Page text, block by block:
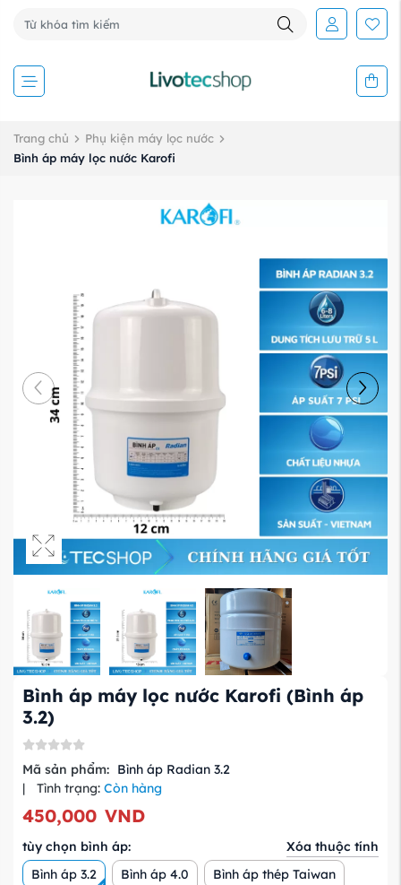
Trang chủ
Phụ kiện máy lọc nước
Bình áp máy lọc nước Karofi
Bình áp máy lọc nước Karofi (Bình áp
3.2)
Mã sản phẩm: Bình áp Radian 3.2
|
Tình trạng: Còn hàng
450,000 VND
tùy chọn bình áp:
Xóa thuộc tính
Bình áp 3.2
Bình áp 4.0 Bình áp thép Taiwan